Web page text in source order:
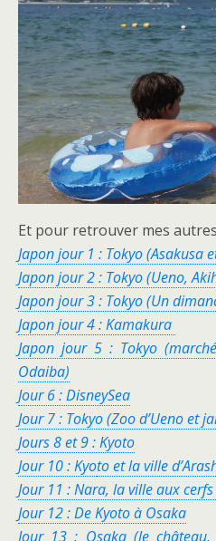
Et pour retrouver mes
Japon jour 1 : Tokyo (Asakusa
Japon jour 2 : Tokyo (Ueno,
Japon jour 3 : Tokyo (Un
Japon jour 4 : Kamakura
Japon jour 5 : Tokyo
Odaiba)
Jour 6 : DisneySea
Jour 7 : Tokyo (Zoo d’Ueno et
Jours 8 et 9 : Kyoto
Jour 10 : Kyoto et la ville
Jour 11 : Nara, la ville aux
Jour 12 : De Kyoto à Osaka
Jour 13 : Osaka (le